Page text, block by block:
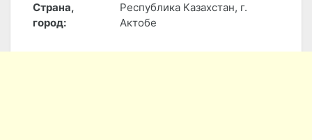
Страна,
город:
Республика Казахстан, г.
Актобе